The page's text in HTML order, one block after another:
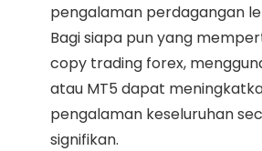
pengalaman perdagangan
Bagi siapa pun yang
copy trading forex,
atau MT5 dapat
pengalaman keseluruhan
signifikan.